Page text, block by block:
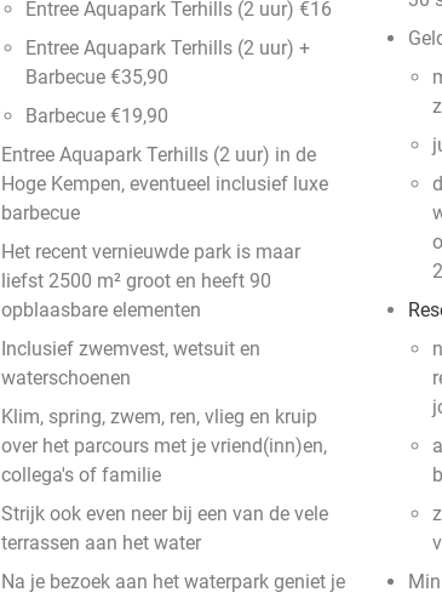
Entree Aquapark Terhills (2 uur) €16
Entree Aquapark Terhills (2 uur) +
Barbecue €35,90
Barbecue €19,90
Entree Aquapark Terhills (2 uur) in de
Hoge Kempen, eventueel inclusief luxe
barbecue
Het recent vernieuwde park is maar
liefst 2500 m² groot en heeft 90
opblaasbare elementen
Inclusief zwemvest, wetsuit en
waterschoenen
Klim, spring, zwem, ren, vlieg en kruip
over het parcours met je vriend(inn)en,
collega's of familie
Strijk ook even neer bij een van de vele
terrassen aan het water
Na je bezoek aan het waterpark geniet je